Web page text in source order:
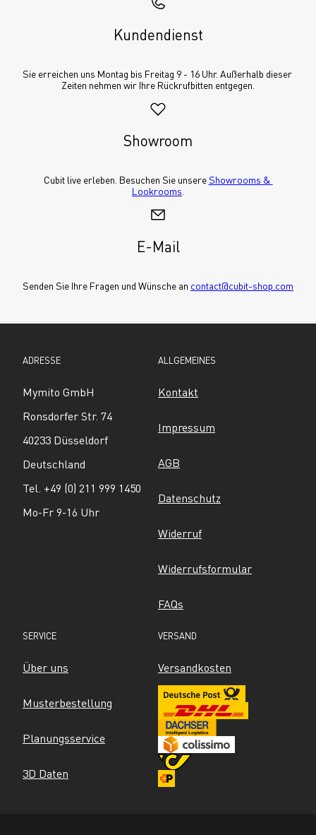
Kundendienst
Sie erreichen uns Montag bis Freitag 9 - 16 Uhr. Außerhalb dieser
Zeiten nehmen wir Ihre Rückrufbitten entgegen.
Showroom
Cubit live erleben. Besuchen Sie unsere Showrooms &
Lookrooms
E-Mail
Senden Sie Ihre Fragen und Wünsche an contact@cubit-shop.com
ADRESSE
Mymito GmbH
Ronsdorfer Str. 74
40233 Düsseldorf
Deutschland
Tel. +49 (0) 211 999 1450
Mo-Fr 9-16 Uhr
ALLGEMEINES
Kontakt
Impressum
AGB
Datenschutz
Widerruf
Widerrufsformular
FAQs
SERVICE
Über uns
Musterbestellung
Planungsservice
3D Daten
VERSAND
Versandkosten